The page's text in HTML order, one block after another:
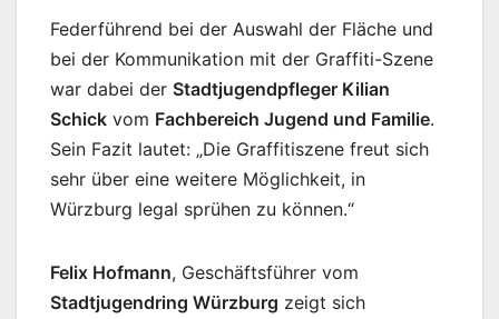
Federführend bei der Auswahl der Fläche und
bei der Kommunikation mit der Graffiti-Szene
war dabei der Stadtjugendpfleger Kilian
Schick vom Fachbereich Jugend und Familie.
Sein Fazit lautet: „Die Graffitiszene freut sich
sehr über eine weitere Möglichkeit, in
Würzburg legal sprühen zu können.“
Felix Hofmann, Geschäftsführer vom
Stadtjugendring Würzburg zeigt sich